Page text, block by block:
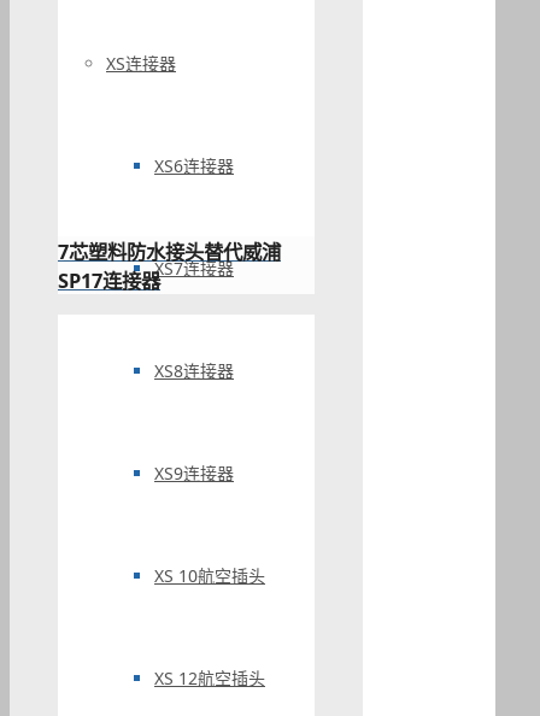
XS连接器
XS6连接器
XS7连接器
XS8连接器
XS9连接器
XS 10航空插头
XS 12航空插头
7芯塑料防水接头替代威浦
SP17连接器